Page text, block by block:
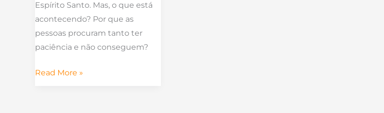
Espírito Santo. Mas, o que está
acontecendo? Por que as
pessoas procuram tanto ter
paciência e não conseguem?
Read More »